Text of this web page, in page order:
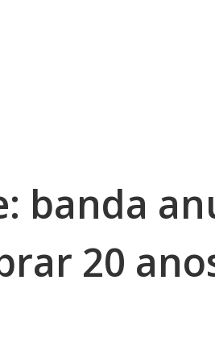
banda
20